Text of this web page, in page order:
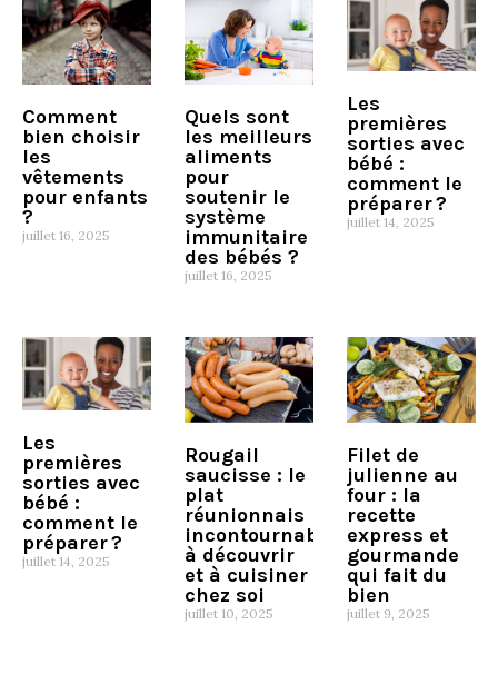
Comment
bien choisir
les
vêtements
pour enfants
?
juillet 16, 2025
Quels sont
les meilleurs
aliments
pour
soutenir le
système
immunitaire
des bébés ?
juillet 16, 2025
Les
premières
sorties avec
bébé :
comment le
préparer ?
juillet 14, 2025
Les
premières
sorties avec
bébé :
comment le
préparer ?
juillet 14, 2025
Rougail
saucisse : le
plat
réunionnais
incontournable
à découvrir
et à cuisiner
chez soi
juillet 10, 2025
Filet de
julienne au
four : la
recette
express et
gourmande
qui fait du
bien
juillet 9, 2025